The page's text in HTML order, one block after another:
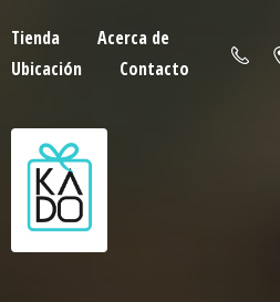
Tienda
Acerca de
Ubicación
Contacto